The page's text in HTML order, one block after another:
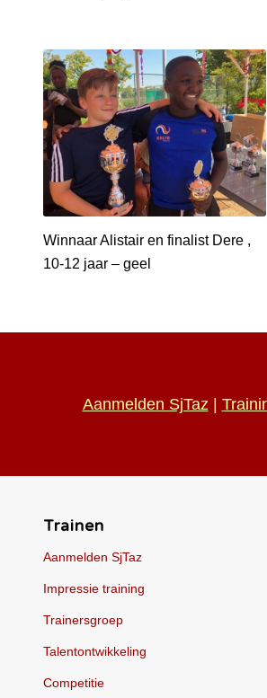
Winnaar Alistair en finalist Dere ,
10-12 jaar – geel
Aanmelden SjTaz |
Trainen
Aanmelden SjTaz
Impressie training
Trainersgroep
Talentontwikkeling
Competitie